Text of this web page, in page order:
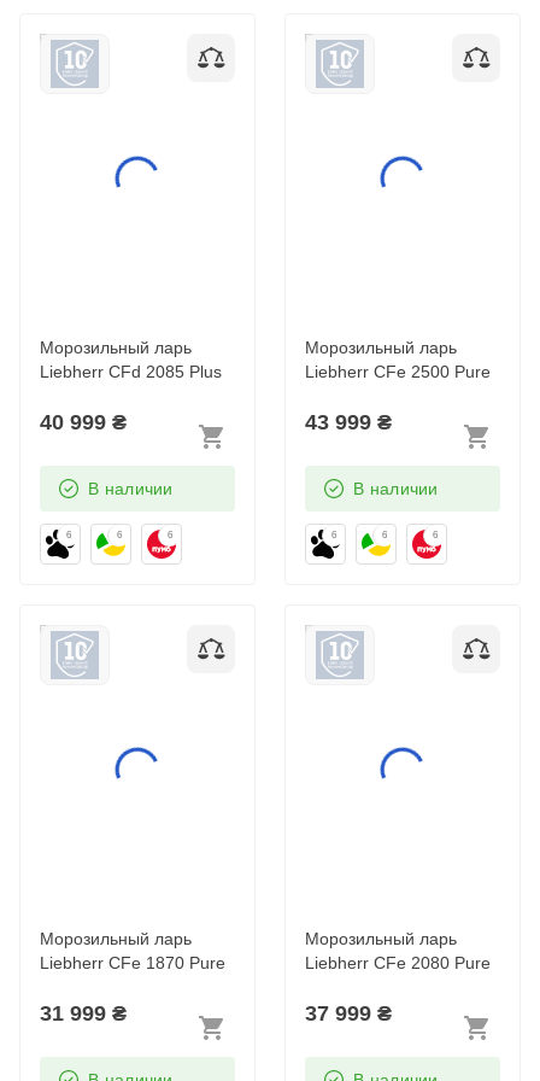
Морозильный ларь
Liebherr CFd 2085
Морозильный ларь
Liebherr CFd 2085 Plus
40 999 ₴
В наличии
6 6 6
Морозильный ларь
Liebherr CFe 2500
Морозильный ларь
Liebherr CFe 2500 Pure
43 999 ₴
В наличии
6 6 6
Морозильный ларь
Liebherr CFe 1870
Морозильный ларь
Liebherr CFe 1870 Pure
31 999 ₴
Морозильный ларь
Liebherr CFe 2080
Морозильный ларь
Liebherr CFe 2080 Pure
37 999 ₴